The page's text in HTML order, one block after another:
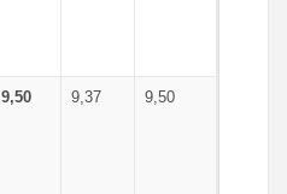
9,50 9,37 9,50